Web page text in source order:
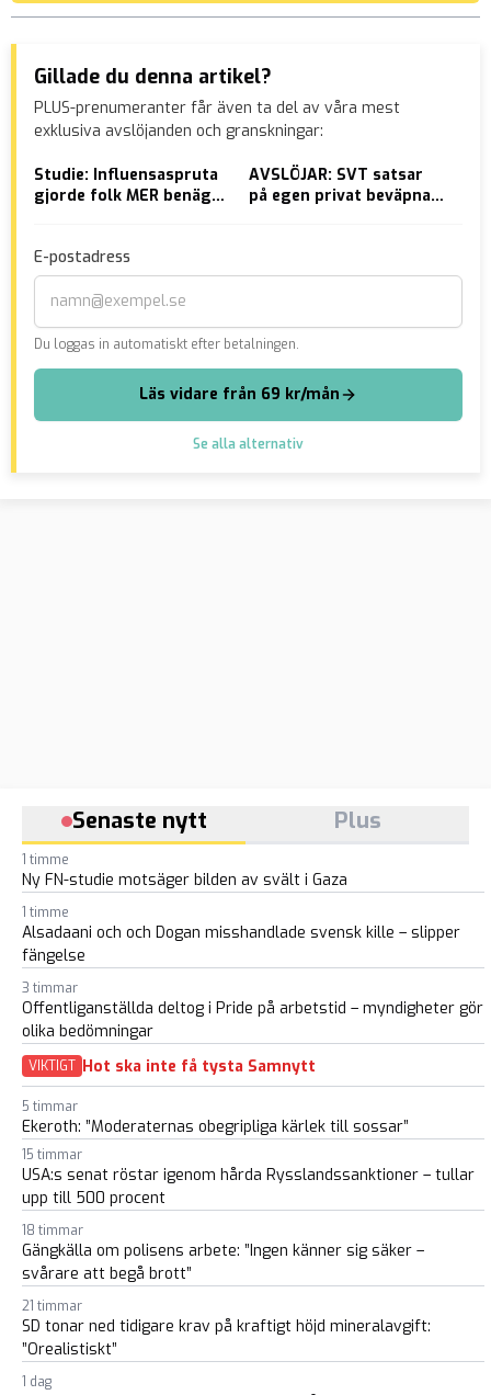
Gillade du denna artikel?
PLUS-prenumeranter får även ta del av våra mest
exklusiva avslöjanden och granskningar:
Studie: Influensaspruta
gjorde folk MER benägna
AVSLÖJAR: SVT satsar
på egen privat beväpnad
E-postadress
Du loggas in automatiskt efter betalningen.
Läs vidare från 69 kr/mån
Se alla alternativ
Senaste nytt Plus
1 timme
Ny FN-studie motsäger bilden av svält i Gaza
1 timme
Alsadaani och och Dogan misshandlade svensk kille – slipper
fängelse
3 timmar
Offentliganställda deltog i Pride på arbetstid – myndigheter gör
olika bedömningar
VIKTIGT Hot ska inte få tysta Samnytt
5 timmar
Ekeroth: ”Moderaternas obegripliga kärlek till sossar”
15 timmar
USA:s senat röstar igenom hårda Rysslandssanktioner – tullar
upp till 500 procent
18 timmar
Gängkälla om polisens arbete: ”Ingen känner sig säker –
svårare att begå brott”
21 timmar
SD tonar ned tidigare krav på kraftigt höjd mineralavgift:
”Orealistiskt”
1 dag